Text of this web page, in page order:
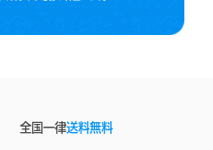
全国一律送料無料